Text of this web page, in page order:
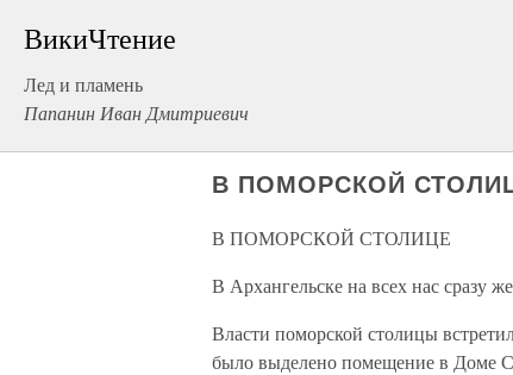
ВикиЧтение
Лед и пламень
Папанин Иван Дмитриевич
В ПОМОРСКОЙ
В ПОМОРСКОЙ СТОЛИЦЕ
В Архангельске на всех нас сразу
Власти поморской столицы
было выделено помещение в Доме